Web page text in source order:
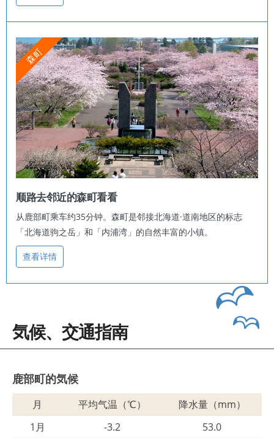
顺路去邻近的森町看看
从鹿部町乘车约35分钟。森町是邻接北海道·道南地区的标志
「北海道驹之岳」和「内浦湾」的自然丰富的小镇。
查看详情
森町
気候、交通指南
鹿部町的気候
月 平均气温（℃）
降水量（mm）
1月
-3.2
53.0